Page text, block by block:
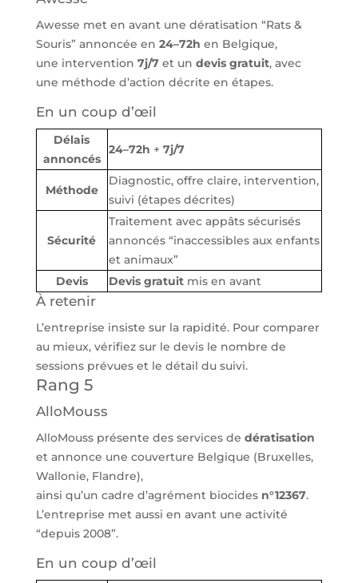
Awesse met en avant une dératisation “Rats &
Souris” annoncée en 24–72h en Belgique,
une intervention 7j/7et un devis gratuit, avec
une méthode d’action décrite en étapes.
En un coup d’œil
Délais
annoncés
24–72h + 7j/7
Méthode
Diagnostic, offre claire, intervention,
suivi (étapes décrites)
Sécurité
Traitement avec appâts sécurisés
annoncés “inaccessibles aux enfants
et animaux”
Devis
Devis gratuitmis en avant
À retenir
L’entreprise insiste sur la rapidité. Pour comparer
au mieux, vérifiez sur le devis le nombre de
sessions prévues et le détail du suivi.
Rang 5
AlloMouss
AlloMouss présente des services de dératisation
et annonce une couverture Belgique (Bruxelles,
Wallonie, Flandre),
ainsi qu’un cadre d’agrément biocides n°12367.
L’entreprise met aussi en avant une activité
“depuis 2008”.
En un coup d’œil